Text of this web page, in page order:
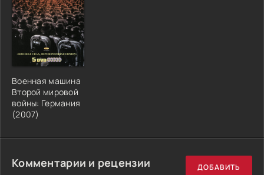
Военная машина
Второй мировой
войны: Германия
(2007)
Комментарии и рецензии ДОБАВИТЬ